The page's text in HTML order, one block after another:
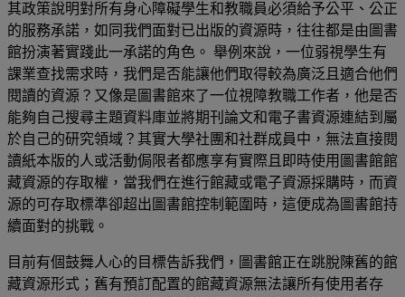
其政策說明對所有身心障礙學生和教職員必須給予公平、公正
的服務承諾，如同我們面對已出版的資源時，往往都是由圖書
館扮演著實踐此一承諾的角色。 舉例來說，一位弱視學生有
課業查找需求時，我們是否能讓他們取得較為廣泛且適合他們
閱讀的資源？又像是圖書館來了一位視障教職工作者，他是否
能夠自己搜尋主題資料庫並將期刊論文和電子書資源連結到屬
於自己的研究領域？其實大學社團和社群成員中，無法直接閱
讀紙本版的人或活動侷限者都應享有實際且即時使用圖書館館
藏資源的存取權，當我們在進行館藏或電子資源採購時，而資
源的可存取標準卻超出圖書館控制範圍時，這便成為圖書館持
續面對的挑戰。
目前有個鼓舞人心的目標告訴我們，圖書館正在跳脫陳舊的館
藏資源形式；舊有預訂配置的館藏資源無法讓所有使用者存